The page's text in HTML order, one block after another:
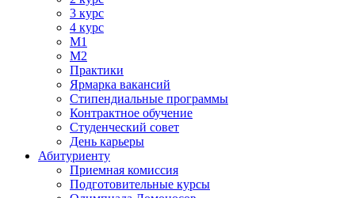
3 курс
4 курс
М1
М2
Практики
Ярмарка вакансий
Стипендиальные программы
Контрактное обучение
Студенческий совет
День карьеры
Абитуриенту
Приемная комиссия
Подготовительные курсы